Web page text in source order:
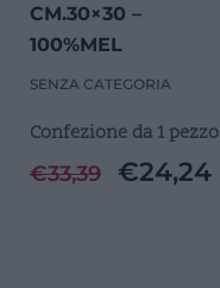
CM.30×30 –
100%MEL
SENZA CATEGORIA
Confezione da 1 pezzo
€33,39 €24,24